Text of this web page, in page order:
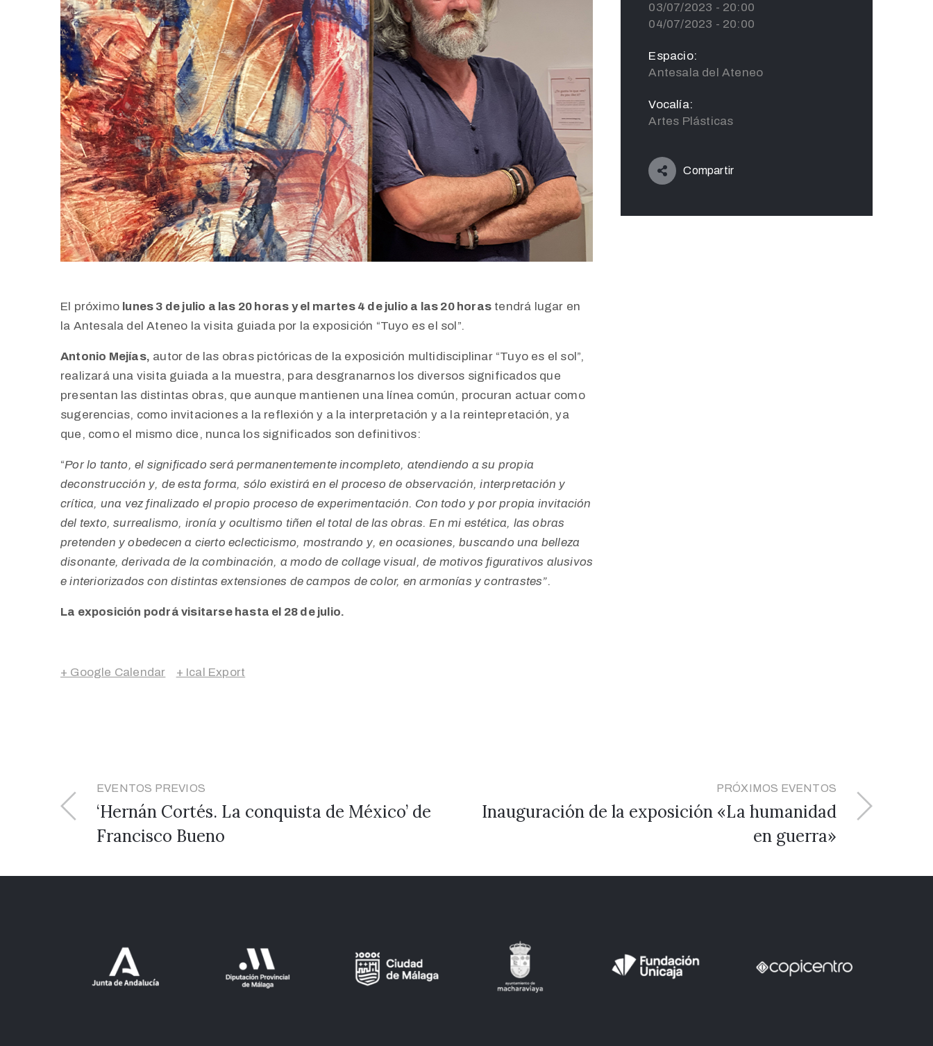
El próximo lunes 3 de julio a las 20 horas y el martes 4 de julio a las 20 horas tendrá lugar en
la Antesala del Ateneo la visita guiada por la exposición “Tuyo es el sol”.
Antonio Mejías, autor de las obras pictóricas de la exposición multidisciplinar “Tuyo es el sol”,
realizará una visita guiada a la muestra, para desgranarnos los diversos significados que
presentan las distintas obras, que aunque mantienen una línea común, procuran actuar como
sugerencias, como invitaciones a la reflexión y a la interpretación y a la reintepretación, ya
que, como el mismo dice, nunca los significados son definitivos:
“Por lo tanto, el significado será permanentemente incompleto, atendiendo a su propia
deconstrucción y, de esta forma, sólo existirá en el proceso de observación, interpretación y
crítica, una vez finalizado el propio proceso de experimentación. Con todo y por propia invitación
del texto, surrealismo, ironía y ocultismo tiñen el total de las obras. En mi estética, las obras
pretenden y obedecen a cierto eclecticismo, mostrando y, en ocasiones, buscando una belleza
disonante, derivada de la combinación, a modo de collage visual, de motivos figurativos alusivos
e interiorizados con distintas extensiones de campos de color, en armonías y contrastes”.
La exposición podrá visitarse hasta el 28 de julio.
+ Google Calendar + Ical Export
03/07/2023 - 20:00
04/07/2023 - 20:00
Espacio:
Antesala del Ateneo
Vocalía:
Artes Plásticas
Compartir
EVENTOS PREVIOS
‘Hernán Cortés. La conquista de México’ de
Francisco Bueno
PRÓXIMOS EVENTOS
Inauguración de la exposición «La humanidad
en guerra»